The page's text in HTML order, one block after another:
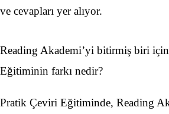
ve cevapları yer alıyor.
Reading Akademi’yi bitirmiş biri
Eğitiminin farkı nedir?
Pratik Çeviri Eğitiminde, Reading